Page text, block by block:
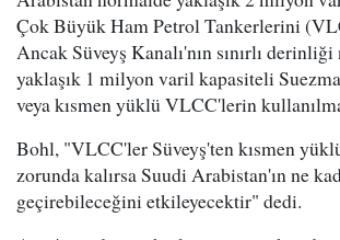
Çok Büyük Ham Petrol Tankerlerini
Ancak Süveyş Kanalı'nın sınırlı
yaklaşık 1 milyon varil kapasiteli
veya kısmen yüklü VLCC'lerin
Bohl, "VLCC'ler Süveyş'ten kısmen
zorunda kalırsa Suudi Arabistan'ın ne
geçirebileceğini etkileyecektir" dedi.